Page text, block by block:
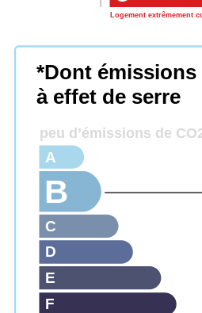
Logement extrêmement
*Dont émissions
à effet de serre
peu d’émissions de
F
E
D
C
B
A